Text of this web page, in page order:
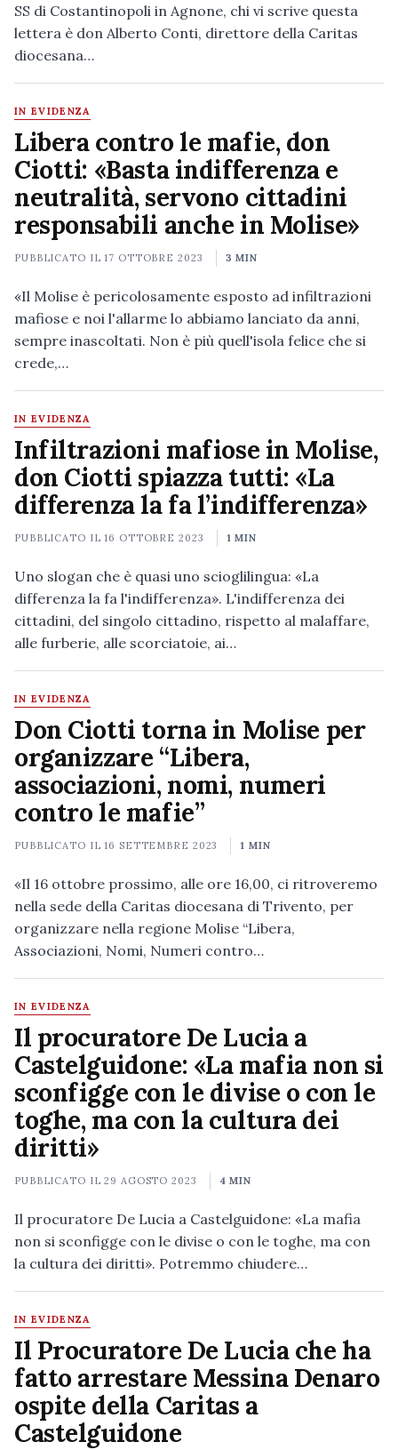
SS di Costantinopoli in Agnone, chi vi scrive questa
lettera è don Alberto Conti, direttore della Caritas
diocesana…
IN EVIDENZA
Libera contro le mafie, don
Ciotti: «Basta indifferenza e
neutralità, servono cittadini
responsabili anche in Molise»
PUBBLICATO IL17 OTTOBRE 2023 3 MIN
«Il Molise è pericolosamente esposto ad infiltrazioni
mafiose e noi l'allarme lo abbiamo lanciato da anni,
sempre inascoltati. Non è più quell'isola felice che si
crede,…
IN EVIDENZA
Infiltrazioni mafiose in Molise,
don Ciotti spiazza tutti: «La
differenza la fa l’indifferenza»
PUBBLICATO IL16 OTTOBRE 2023 1 MIN
Uno slogan che è quasi uno scioglilingua: «La
differenza la fa l'indifferenza». L'indifferenza dei
cittadini, del singolo cittadino, rispetto al malaffare,
alle furberie, alle scorciatoie, ai…
IN EVIDENZA
Don Ciotti torna in Molise per
organizzare “Libera,
associazioni, nomi, numeri
contro le mafie”
PUBBLICATO IL16 SETTEMBRE 2023 1 MIN
«Il 16 ottobre prossimo, alle ore 16,00, ci ritroveremo
nella sede della Caritas diocesana di Trivento, per
organizzare nella regione Molise “Libera,
Associazioni, Nomi, Numeri contro…
IN EVIDENZA
Il procuratore De Lucia a
Castelguidone: «La mafia non si
sconfigge con le divise o con le
toghe, ma con la cultura dei
diritti»
PUBBLICATO IL29 AGOSTO 2023 4 MIN
Il procuratore De Lucia a Castelguidone: «La mafia
non si sconfigge con le divise o con le toghe, ma con
la cultura dei diritti». Potremmo chiudere…
IN EVIDENZA
Il Procuratore De Lucia che ha
fatto arrestare Messina Denaro
ospite della Caritas a
Castelguidone